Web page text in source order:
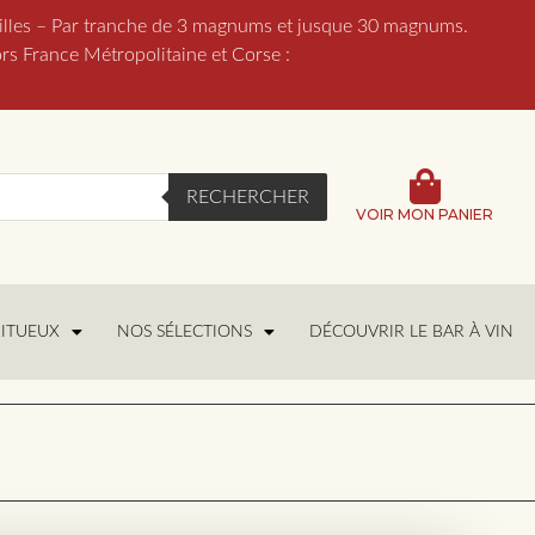
– Par tranche de 3 magnums et jusque 30 magnums.
France Métropolitaine et Corse :
RECHERCHER
VOIR MON PANIER
NOS SÉLECTIONS DÉCOUVRIR LE BAR À VIN